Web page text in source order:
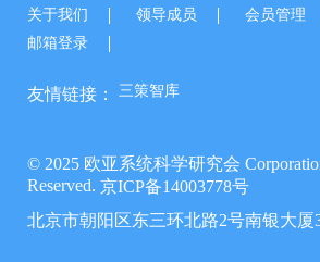
关于我们 领导成员 会员管理
邮箱登录
友情链接： 三策智库
© 2025 欧亚系统科学研究会
Reserved. 京ICP备14003778号
北京市朝阳区东三环北路2号南银大厦